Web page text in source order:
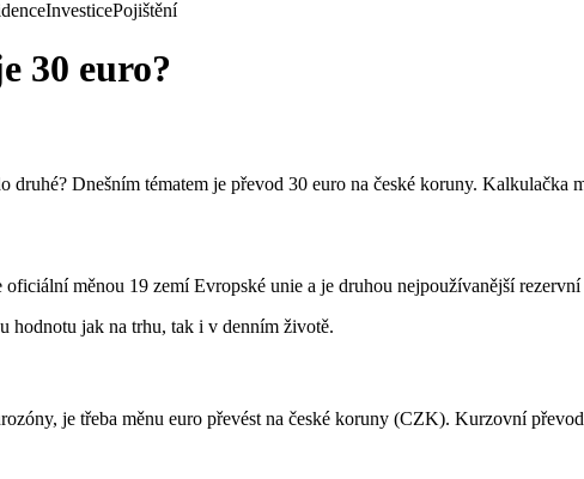
InvesticePojištění
30 euro?
druhé? Dnešním tématem je převod 30 euro na české koruny.
měnou 19 zemí Evropské unie a je druhou nejpoužívanější rezervní
hodnotu jak na trhu, tak i v denním životě.
je třeba měnu euro převést na české koruny (CZK). Kurzovní